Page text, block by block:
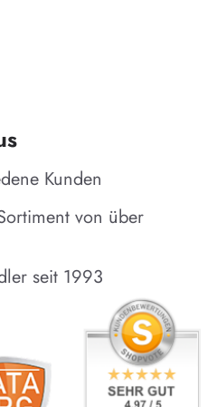
Kunden
von über
seit 1993